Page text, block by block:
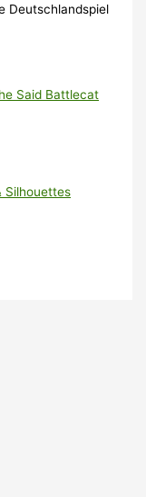
Deutschlandspiel
Said Battlecat
Silhouettes